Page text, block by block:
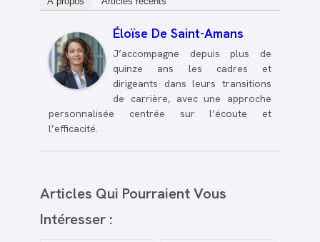
Éloïse De Saint-Amans
J’accompagne depuis plus de
quinze ans les cadres et
dirigeants dans leurs transitions
de carrière, avec une approche
personnalisée centrée sur l’écoute et
l’efficacité.
Articles Qui Pourraient Vous
Intéresser :